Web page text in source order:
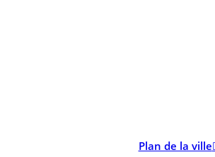
Plan de la ville